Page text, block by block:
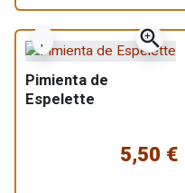
zoom_in
Pimienta de
Espelette
5,50 €